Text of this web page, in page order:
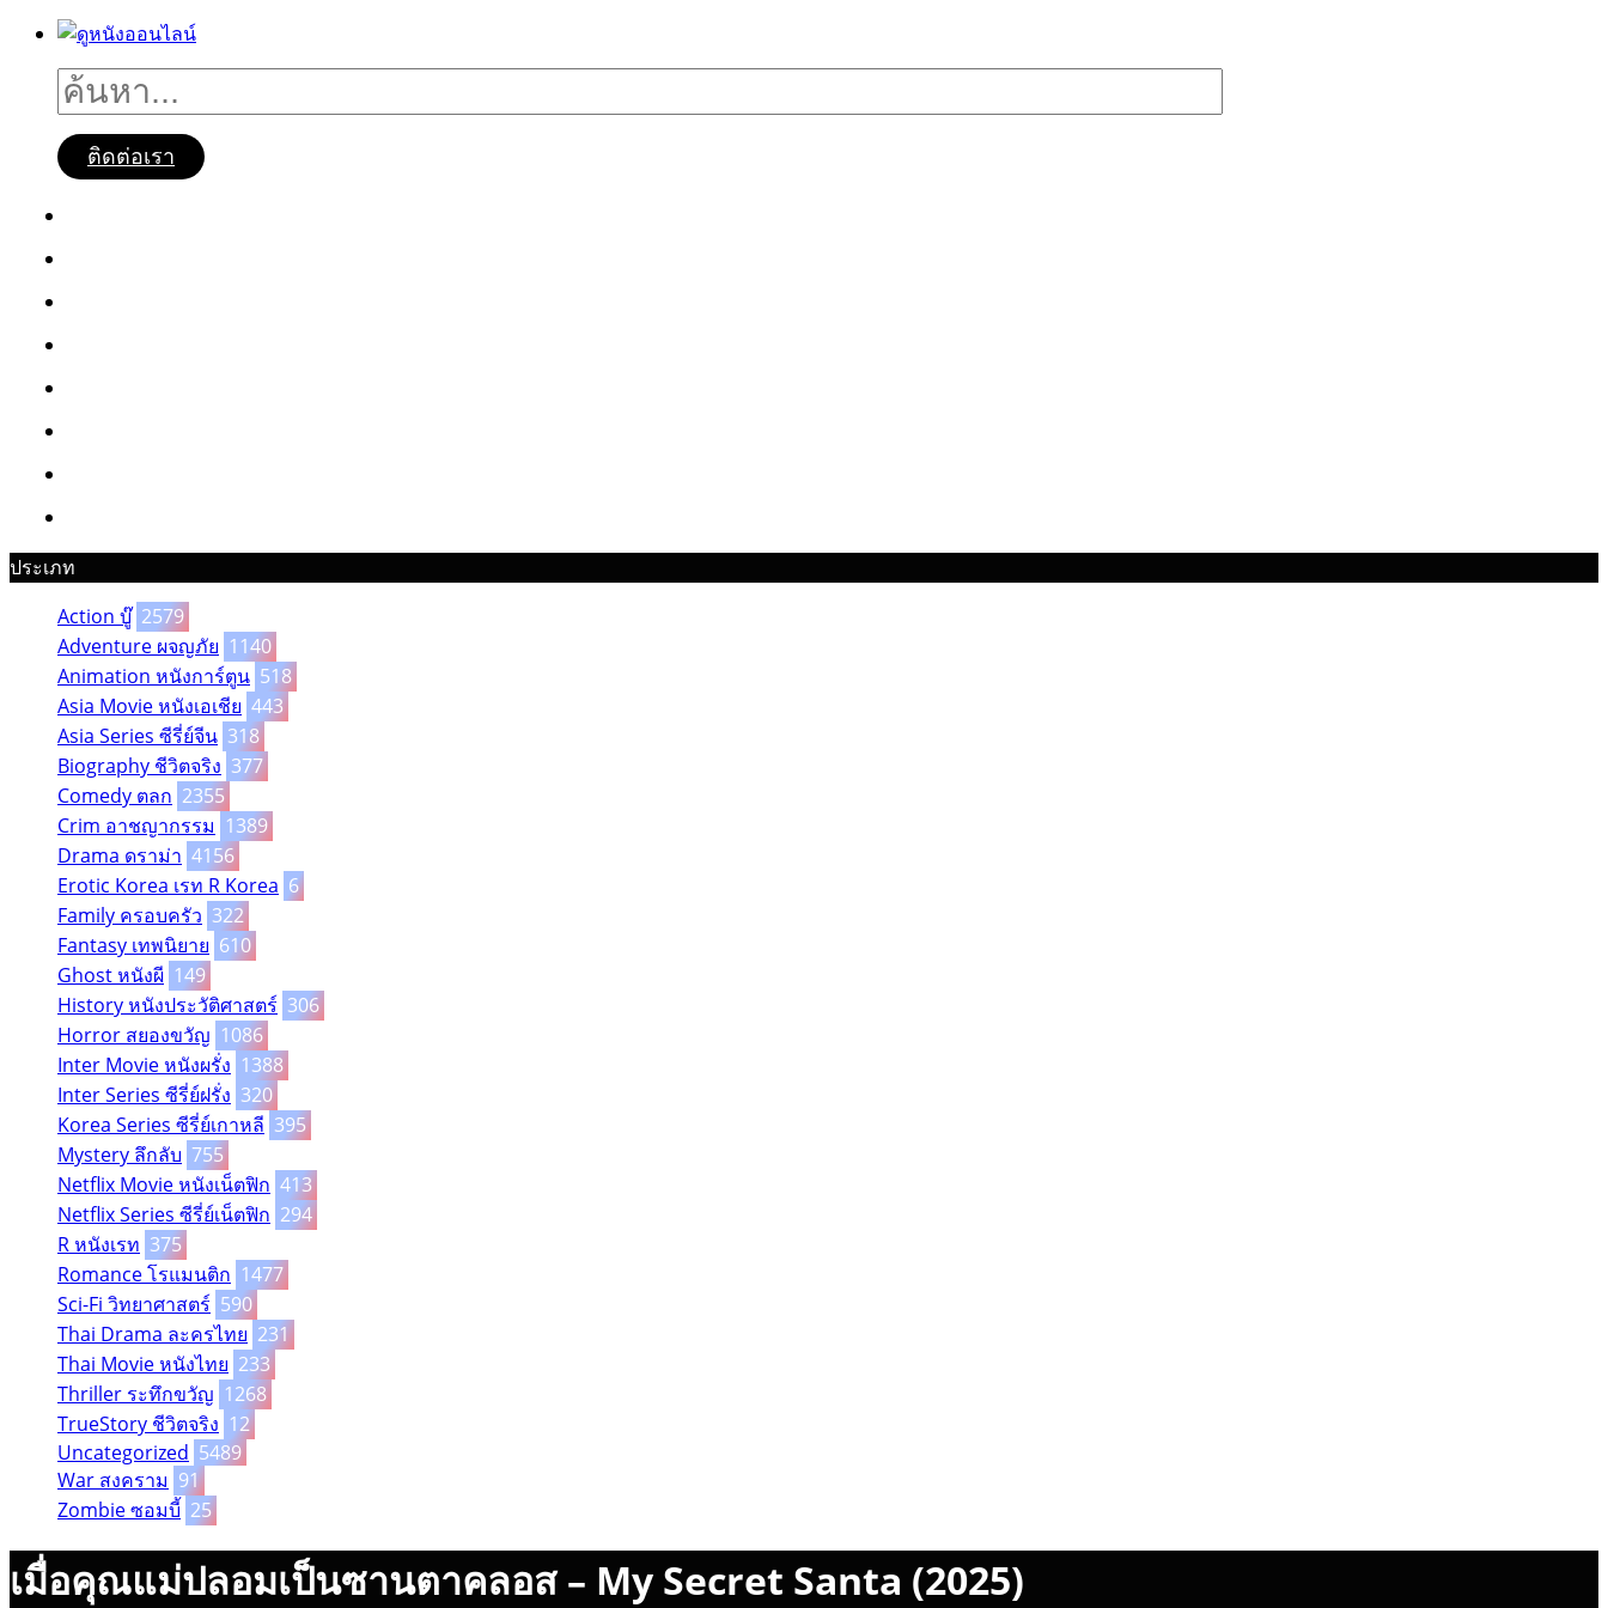
ติดต่อเรา
ประเภท
Action บู๊ 2579
Adventure ผจญภัย 1140
Animation หนังการ์ตูน 518
Asia Movie หนังเอเชีย 443
Asia Series ซีรี่ย์จีน 318
Biography ชีวิตจริง 377
Comedy ตลก 2355
Crim อาชญากรรม 1389
Drama ดราม่า 4156
Erotic Korea เรท R Korea 6
Family ครอบครัว 322
Fantasy เทพนิยาย 610
Ghost หนังผี 149
History หนังประวัติศาสตร์ 306
Horror สยองขวัญ 1086
Inter Movie หนังผรั่ง 1388
Inter Series ซีรี่ย์ฝรั่ง 320
Korea Series ซีรี่ย์เกาหลี 395
Mystery ลึกลับ 755
Netflix Movie หนังเน็ตฟิก 413
Netflix Series ซีรี่ย์เน็ตฟิก 294
R หนังเรท 375
Romance โรแมนติก 1477
Sci-Fi วิทยาศาสตร์ 590
Thai Drama ละครไทย 231
Thai Movie หนังไทย 233
Thriller ระทึกขวัญ 1268
TrueStory ชีวิตจริง 12
Uncategorized 5489
War สงคราม 91
Zombie ซอมบี้ 25
เมื่อคุณแม่ปลอมเป็นซานตาคลอส – My Secret Santa (2025)